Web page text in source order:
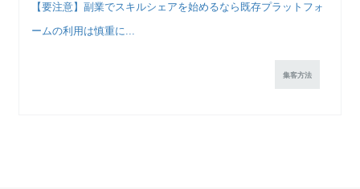
【要注意】副業でスキルシェアを始めるなら既存プラットフォ
ームの利用は慎重に...
集客方法